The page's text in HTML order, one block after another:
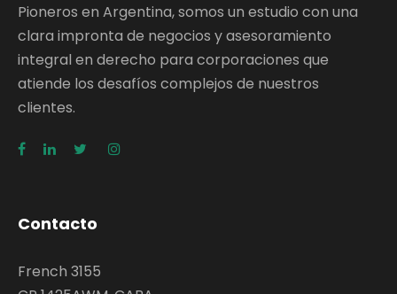
Pioneros en Argentina, somos un estudio con una
clara impronta de negocios y asesoramiento
integral en derecho para corporaciones que
atiende los desafíos complejos de nuestros
clientes.
Contacto
French 3155